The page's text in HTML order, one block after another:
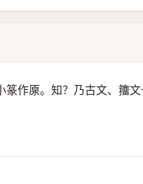
篆作厡。知？乃古文、籒